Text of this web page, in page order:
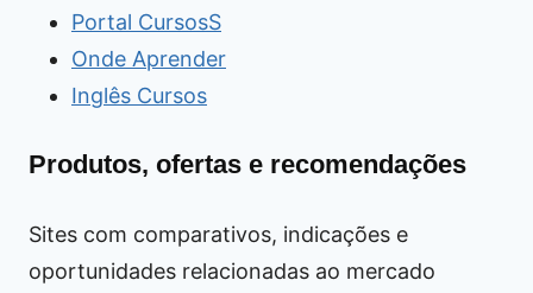
Portal CursosS
Onde Aprender
Inglês Cursos
Produtos, ofertas e recomendações
Sites com comparativos, indicações e
oportunidades relacionadas ao mercado